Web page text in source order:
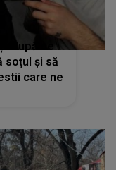
după ce
soțul și să
care ne